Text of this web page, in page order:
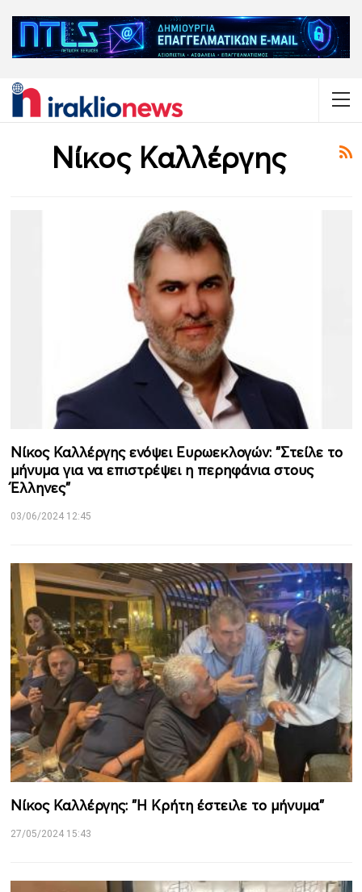
Νίκος Καλλέργης
Νίκος Καλλέργης ενόψει Ευρωεκλογών: "Στείλε το
μήνυμα για να επιστρέψει η περηφάνια στους
Έλληνες"
03/06/2024 12:45
Νίκος Καλλέργης: "Η Κρήτη έστειλε το μήνυμα"
27/05/2024 15:43